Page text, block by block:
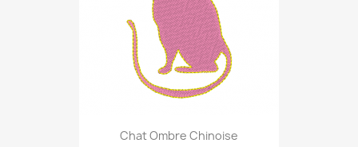
Chat Ombre Chinoise